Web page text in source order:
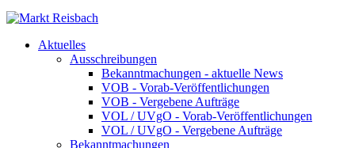
Aktuelles
Ausschreibungen
Bekanntmachungen - aktuelle News
VOB - Vorab-Veröffentlichungen
VOB - Vergebene Aufträge
VOL / UVgO - Vorab-Veröffentlichungen
VOL / UVgO - Vergebene Aufträge
Bekanntmachungen